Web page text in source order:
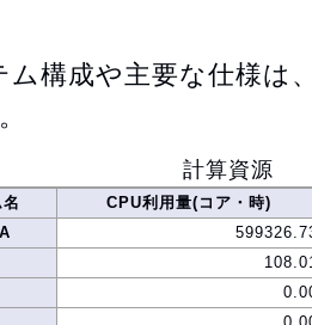
構成や主要な仕様は
計算資源
CPU利用量(コア・時)